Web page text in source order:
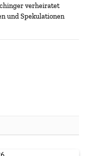
verheiratet
und Spekulationen